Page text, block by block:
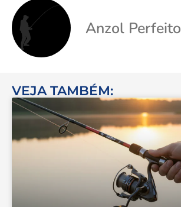
Anzol Perfeito
VEJA TAMBÉM: